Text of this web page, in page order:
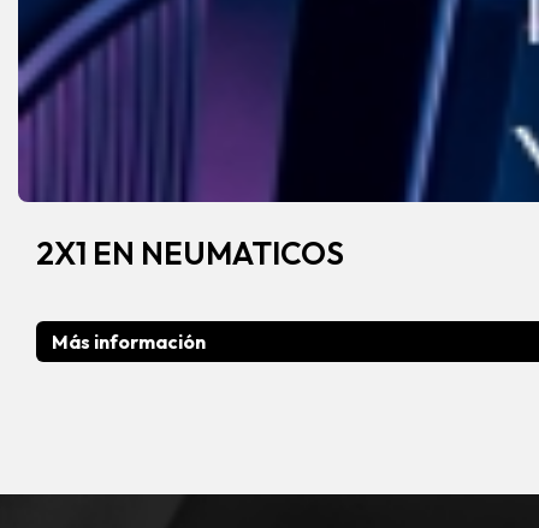
2X1 EN NEUMATICOS
Más información